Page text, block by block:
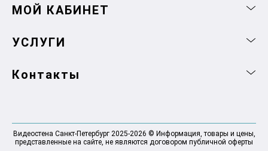
МОЙ КАБИНЕТ
УСЛУГИ
Контакты
Видеостена Санкт-Петербург 2025-2026 © Информация, товары и цены,
представленные на сайте, не являются договором публичной оферты